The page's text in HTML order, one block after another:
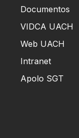
Documentos
VIDCA UACH
Web UACH
Intranet
Apolo SGT